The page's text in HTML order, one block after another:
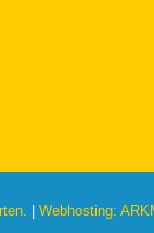
Webhosting: